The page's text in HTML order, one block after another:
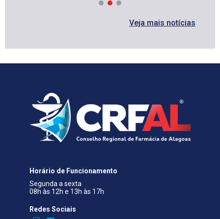
Veja mais notícias
Horário de Funcionamento
Segunda a sexta
08h às 12h e 13h às 17h
Redes Sociais​